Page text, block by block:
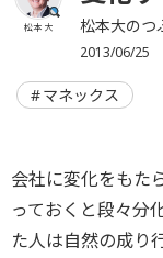
松本 大 松本大のつ
2013/06/25
マネックス
会社に変化をもた
っておくと段々分
た人は自然の成り